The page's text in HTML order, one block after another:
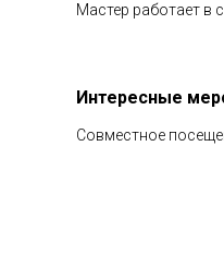
Мастер работает в
Интересные
Совместное